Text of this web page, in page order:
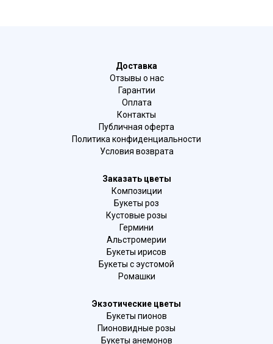
Доставка
Отзывы о нас
Гарантии
Оплата
Контакты
Публичная оферта
Политика конфиденциальности
Условия возврата
Заказать цветы
Композиции
Букеты роз
Кустовые розы
Гермини
Альстромерии
Букеты ирисов
Букеты с эустомой
Ромашки
Экзотические цветы
Букеты пионов
Пионовидные розы
Букеты анемонов